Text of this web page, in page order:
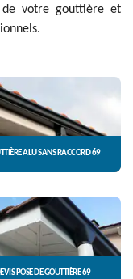
de votre gouttière et
ALU SANS RACCORD 69
POSE DE GOUTTIÈRE 69